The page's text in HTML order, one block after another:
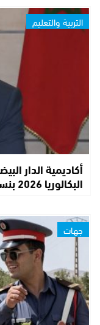
التربية والتعليم
أكاديمية الدار
البكالوريا 2026 بنسبة نجاح بلغت…
جهات